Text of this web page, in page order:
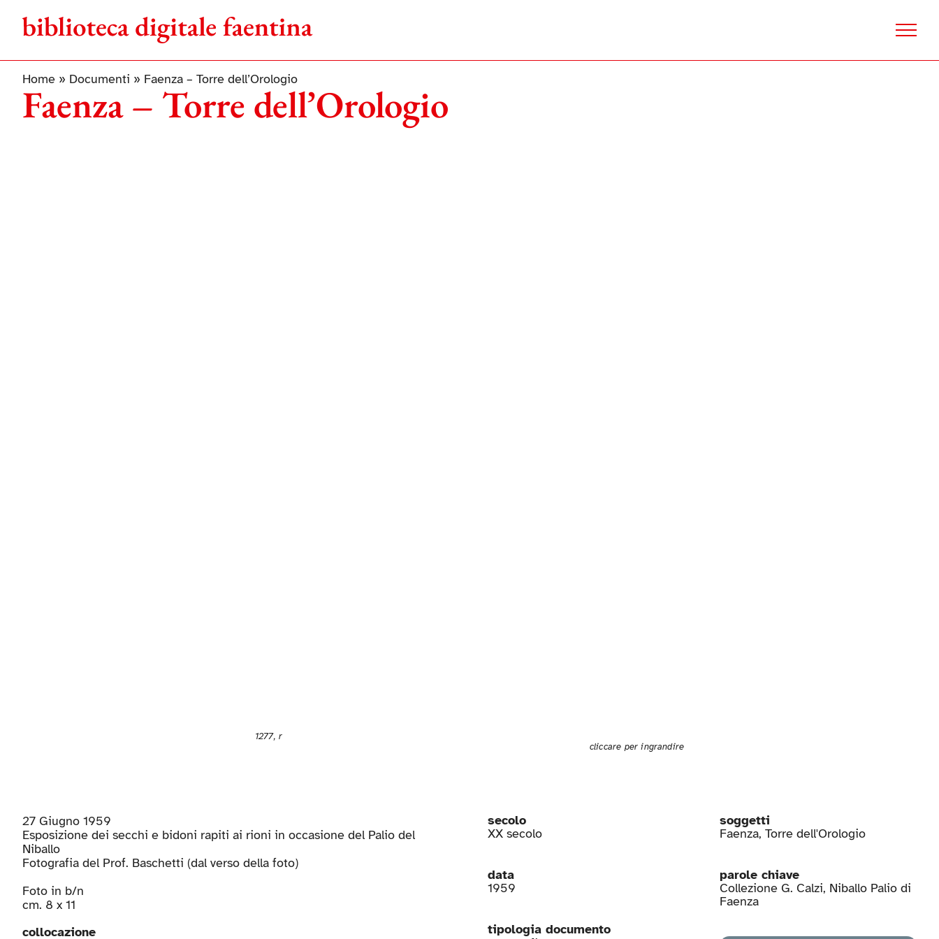
contenuto
Home» Documenti » Faenza – Torre dell’Orologio
Faenza – Torre dell’Orologio
1277, r
cliccare per ingrandire
27 Giugno 1959
Esposizione dei secchi e bidoni rapiti ai rioni in occasione del Palio del
Niballo
Fotografia del Prof. Baschetti (dal verso della foto)
Foto in b/n
cm. 8 x 11
collocazione
secolo
XX secolo
data
1959
tipologia documento
soggetti
Faenza,Torre dell'Orologio
parole chiave
Collezione G. Calzi, Niballo Palio di
Faenza